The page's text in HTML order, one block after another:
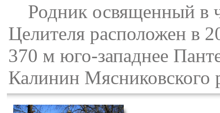
Родник освященный в
Целителя расположен в
370 м юго-западнее
Калинин Мясниковского